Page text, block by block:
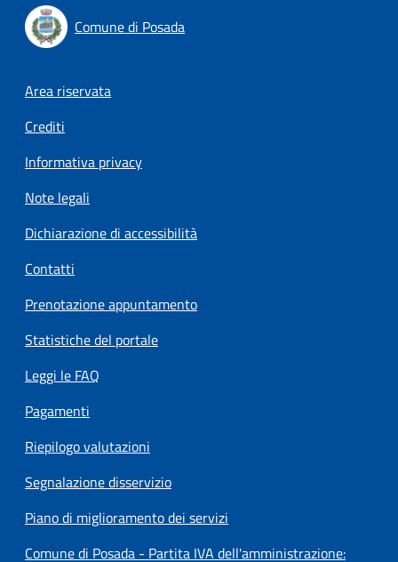
Comune di Posada
Footer menu
Area riservata
Crediti
Informativa privacy
Note legali
Dichiarazione di accessibilità
Contatti
Prenotazione appuntamento
Statistiche del portale
Leggi le FAQ
Pagamenti
Riepilogo valutazioni
Segnalazione disservizio
Piano di miglioramento dei servizi
Comune di Posada - Partita IVA dell'amministrazione: